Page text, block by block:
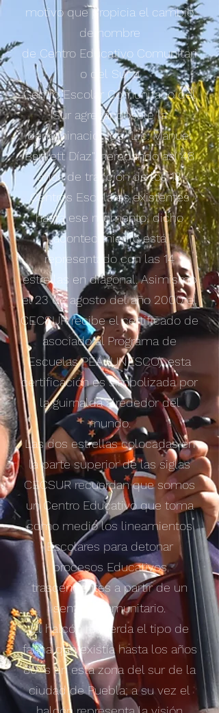
motivo que propicia el cambio
de nombre
de Centro Educativo Comunitari
o del Sur a
Centro Escolar Comunitario del
Sur agregándosele la
denominación de "Lic. Manuel
Bartlett Díaz", heredando así 48
años de tracción de los 13
Centros Escolares existentes
hasta ese momento; dicho
acontecimiento está
representado con las 14
estrellas en diagonal. Asimismo
el 23 de agosto del año 2000 el
CECSUR recibe el certificado de
asociado al Programa de
Escuelas PEA (UNESCO), esta
certificación es simbolizada por
la guirnalda alrededor del
mundo.
Las dos estrellas colocadas en
la parte superior de las siglas
CECSUR recuerdan que somos
un Centro Educativo que toma
como medio los lineamientos
Escolares para detonar
procesos Educativos
trascendentes a partir de un
sentido comunitario.
El halcón recuerda el tipo de
fauna que existía hasta los años
80´s en esta zona del sur de la
ciudad de Puebla; a su vez el